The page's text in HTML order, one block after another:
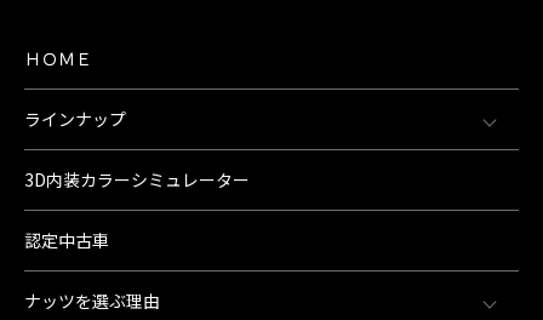
ＨＯＭＥ
ラインナップ
3D内装カラーシミュレーター
認定中古車
ナッツを選ぶ理由